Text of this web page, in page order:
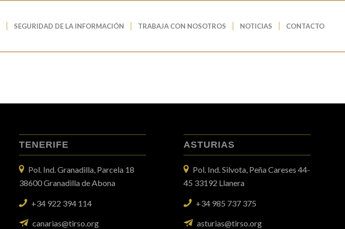
SEGURIDAD DE LA INFORMACIÓN TRABAJA CON NOSOTROS NOTICIAS CONTACTO
TENERIFE
Pol. Ind. Granadilla, Parcela 18
38600 Granadilla de Abona
+34 922 394 114
canarias@tirso.org
ASTURIAS
Pol. Ind. Silvota, Peña Careses 44-
45 33192 Llanera
+34 985 737 375
asturias@tirso.org